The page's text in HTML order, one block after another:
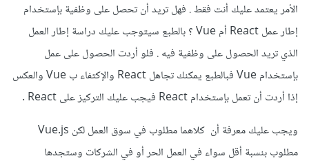
الأمر يعتمد عليك أنت فقط . فهل تريد أن تحصل على وظفية بإستخدام
إطار عمل React أم Vue ؟ بالطبع سيتوجب عليك دراسة إطار العمل
الذي تريد الحصول على وظفية فيه . فلو أردت الحصول على عمل
بإستخدام Vue فبالطبع يمكنك تجاهل React والإكتفاء ب Vue والعكس
إذا أردت أن تعمل بإستخدام React فيجب عليك التركيز على React .
ويجب عليك معرفة أن كلاهما مطلوب في سوق العمل لكن Vue.js
مطلوب بنسبة أقل سواء في العمل الحر أو في الشركات وستجدها